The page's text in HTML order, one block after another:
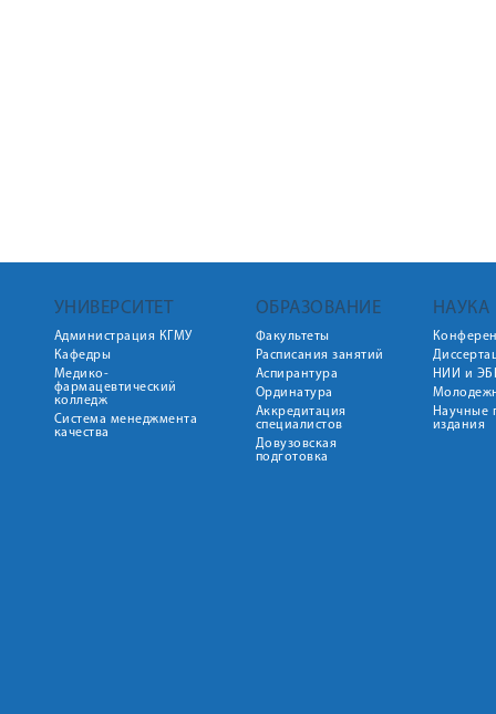
УНИВЕРСИТЕТ
Администрация КГМУ
Кафедры
Медико-
фармацевтический
колледж
Система менеджмента
качества
ОБРАЗОВАНИЕ
Факультеты
Расписания занятий
Аспирантура
Ординатура
Аккредитация
специалистов
Довузовская
подготовка
НАУКА
НИИ и
Научные
издания